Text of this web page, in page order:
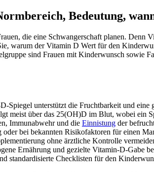
Bedeutung,
die eine Schwangerschaft planen.
warum der Vitamin D Wert für den
sind Frauen mit Kinderwunsch sowie
Spiegel unterstützt die Fruchtbarkeit und eine
meist über das 25(OH)D im Blut, wobei ein
Immunabwehr und die Einnistung der
bei bekannten Risikofaktoren für einen
ohne ärztliche Kontrolle
Ernährung und gezielte Vitamin-D-Gabe
standardisierte Checklisten für den